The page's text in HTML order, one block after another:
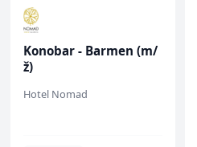
Konobar - Barmen (m/
ž)
Hotel Nomad